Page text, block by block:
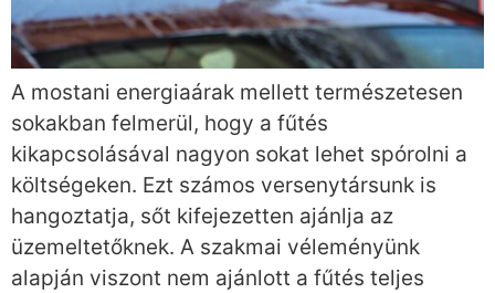
A mostani energiaárak mellett természetesen
sokakban felmerül, hogy a fűtés
kikapcsolásával nagyon sokat lehet spórolni a
költségeken. Ezt számos versenytársunk is
hangoztatja, sőt kifejezetten ajánlja az
üzemeltetőknek. A szakmai véleményünk
alapján viszont nem ajánlott a fűtés teljes